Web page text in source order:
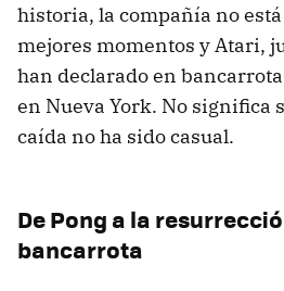
historia, la compañía no
mejores momentos y Atari,
han declarado en
en Nueva York. No significa
caída no ha sido casual.
De Pong a la
bancarrota